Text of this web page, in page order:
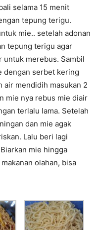
selama 15 menit
tepung terigu.
mie.. setelah adonan
tepung terigu agar
untuk merebus. Sambil
dengan serbet kering
air mendidih masukan 2
mie nya rebus mie diair
terlalu lama. Setelah
dan mie agak
Lalu beri lagi
mie hingga
olahan, bisa